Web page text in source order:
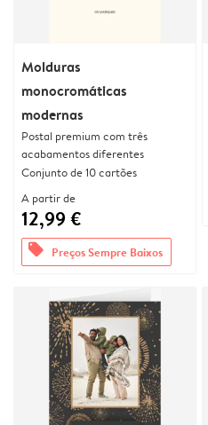
Molduras
monocromáticas
modernas
Postal premium com três
acabamentos diferentes
Conjunto de 10 cartões
A partir de
12,99 €
offers Preços Sempre Baixos